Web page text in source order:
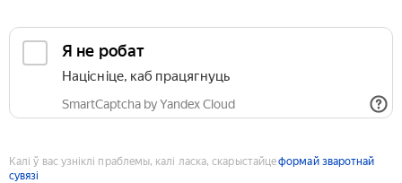
Я не робат
Націсніце, каб працягнуць
SmartCaptcha by Yandex Cloud
Калі ў вас узніклі праблемы, калі ласка, скарыстайцеформай зваротнай
сувязі